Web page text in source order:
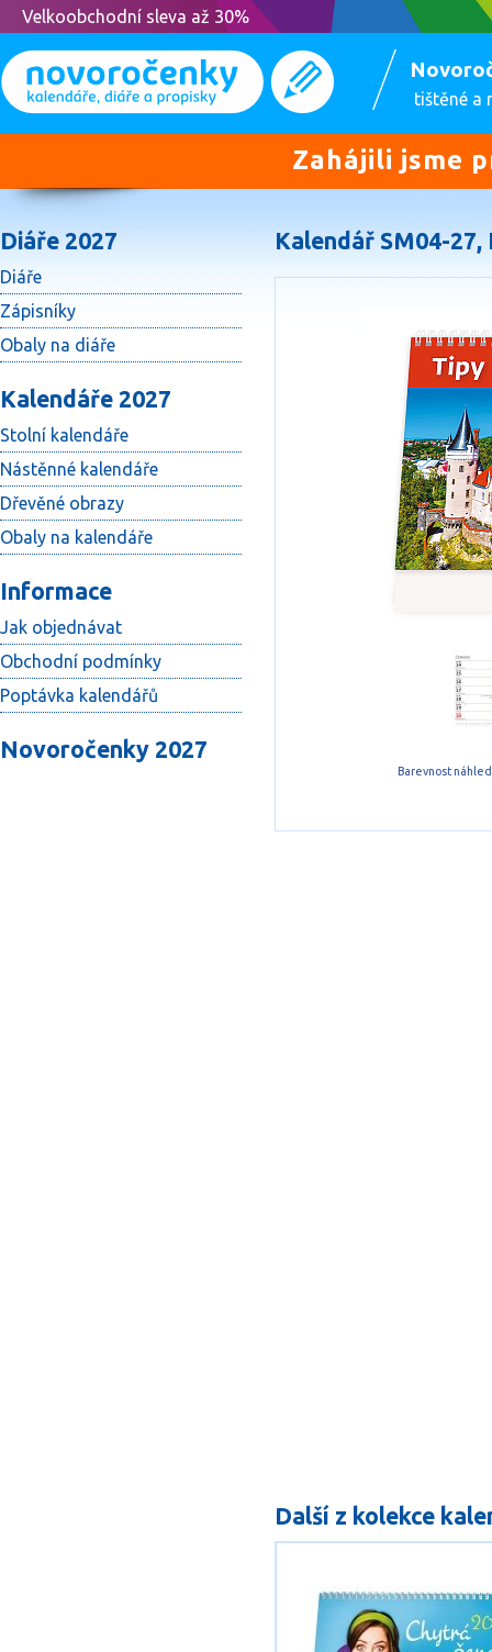
Velkoobchodní sleva až 30%
tištěné a
Zahájili jsme
Diáře 2027
Diáře
Zápisníky
Obaly na diáře
Kalendáře 2027
Stolní kalendáře
Nástěnné kalendáře
Dřevěné obrazy
Obaly na kalendáře
Informace
Jak objednávat
Obchodní podmínky
Poptávka kalendářů
Novoročenky 2027
Kalendář SM04-
Barevnost
Další z kolekce